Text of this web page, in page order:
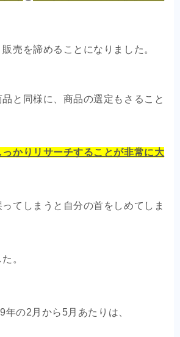
売を諦めることになりました。
と同様に、商品の選定もさること
っかりリサーチすることが非常に大
てしまうと自分の首をしめてしま
。
年の2月から5月あたりは、